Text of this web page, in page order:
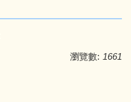
瀏覽數: 1661